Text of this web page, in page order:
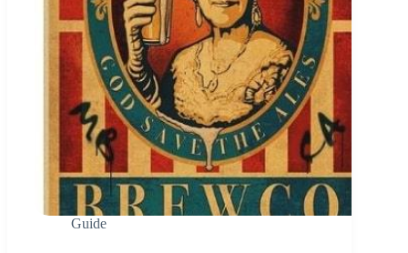
Guide